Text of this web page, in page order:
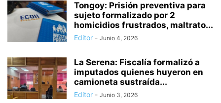
Tongoy: Prisión preventiva para
sujeto formalizado por 2
homicidios frustrados, maltrato...
Editor - Junio 4, 2026
La Serena: Fiscalía formalizó a
imputados quienes huyeron en
camioneta sustraída...
Editor - Junio 3, 2026